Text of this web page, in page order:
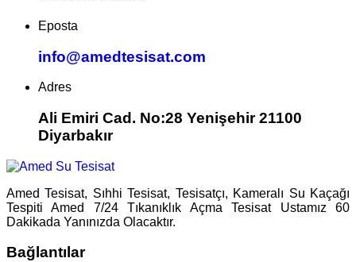
Eposta
info@amedtesisat.com
Adres
Ali Emiri Cad. No:28 Yenişehir 21100
Diyarbakır
Amed Tesisat, Sıhhi Tesisat, Tesisatçı, Kameralı Su Kaçağı
Tespiti Amed 7/24 Tıkanıklık Açma Tesisat Ustamız 60
Dakikada Yanınızda Olacaktır.
Bağlantılar